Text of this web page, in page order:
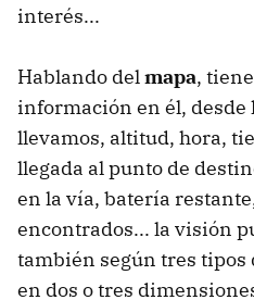
interés...
Hablando delmapa,
información en él, desde
llevamos, altitud, hora,
llegada al punto de
en la vía, batería
encontrados... la visión
también según tres tipos
en dos o tres